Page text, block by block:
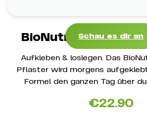
Schau es dir an
BioNutrity
Aufkleben & loslegen. Das
Pflaster wird morgens
Formel den ganzen Tag über
€22.90